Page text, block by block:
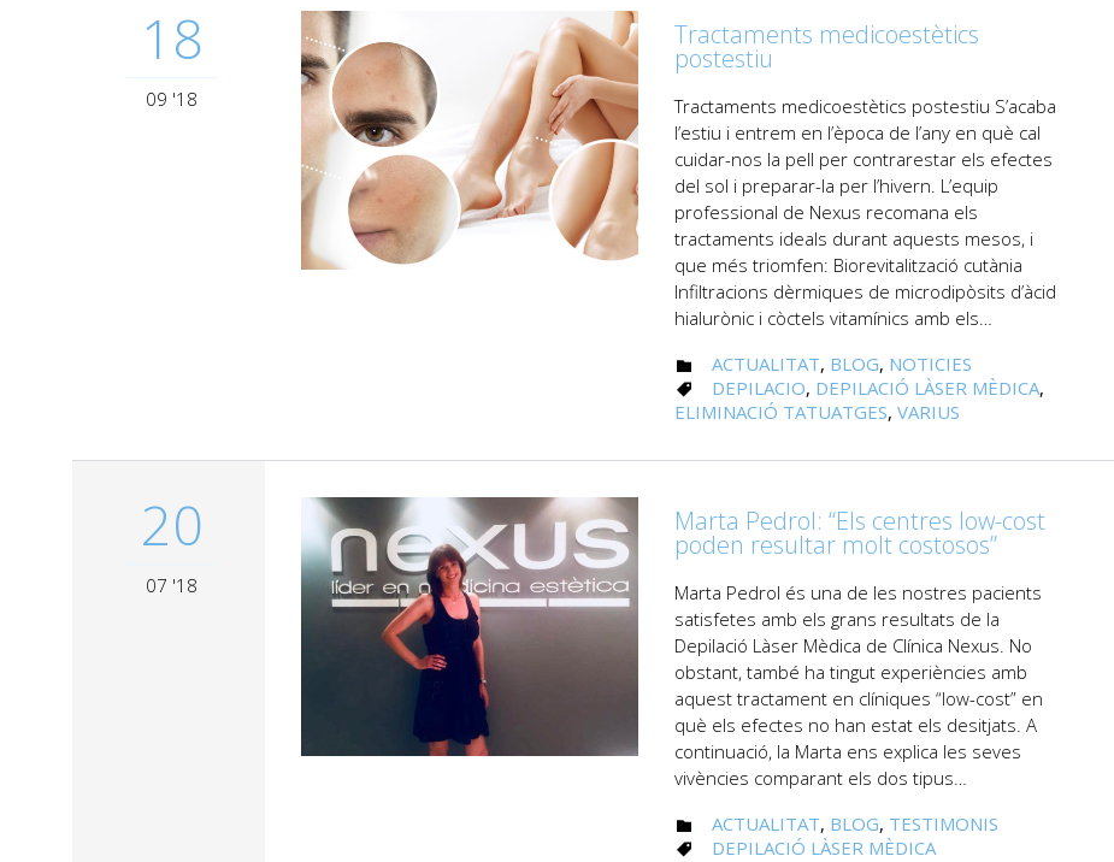
18
09 '18
Tractaments medicoestètics
postestiu
Tractaments medicoestètics postestiu S’acaba
l’estiu i entrem en l’època de l’any en què cal
cuidar-nos la pell per contrarestar els efectes
del sol i preparar-la per l’hivern. L’equip
professional de Nexus recomana els
tractaments ideals durant aquests mesos, i
que més triomfen: Biorevitalització cutània
Infiltracions dèrmiques de microdipòsits d’àcid
hialurònic i còctels vitamínics amb els…
 CATEGORY
ACTUALITAT, BLOG, NOTICIES
 CATEGORY
DEPILACIO, DEPILACIÓ LÀSER MÈDICA,
ELIMINACIÓ TATUATGES, VARIUS
20
07 '18
Marta Pedrol: “Els centres low-cost
poden resultar molt costosos”
Marta Pedrol és una de les nostres pacients
satisfetes amb els grans resultats de la
Depilació Làser Mèdica de Clínica Nexus. No
obstant, també ha tingut experiències amb
aquest tractament en clíniques “low-cost” en
què els efectes no han estat els desitjats. A
continuació, la Marta ens explica les seves
vivències comparant els dos tipus…
 CATEGORY
ACTUALITAT, BLOG, TESTIMONIS
 CATEGORY
DEPILACIÓ LÀSER MÈDICA